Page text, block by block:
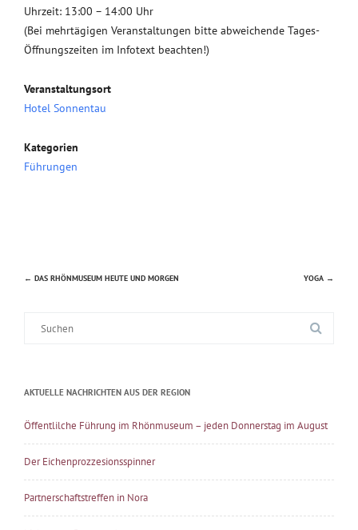
Uhrzeit: 13:00 – 14:00 Uhr
(Bei mehrtägigen Veranstaltungen bitte abweichende Tages-
Öffnungszeiten im Infotext beachten!)
Veranstaltungsort
Hotel Sonnentau
Kategorien
Führungen
Beitragsnavigation
← DAS RHÖNMUSEUM HEUTE UND MORGEN YOGA →
AKTUELLE NACHRICHTEN AUS DER REGION
Öffentlilche Führung im Rhönmuseum – jeden Donnerstag im August
Der Eichenprozzesionsspinner
Partnerschaftstreffen in Nora